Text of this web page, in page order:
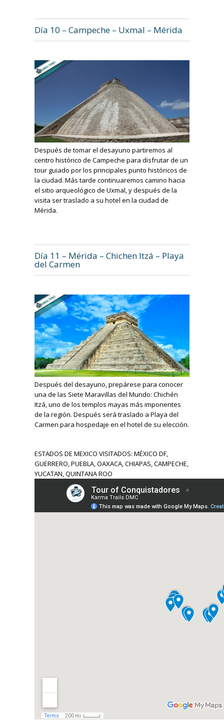
Día 10 – Campeche – Uxmal – Mérida
Después de tomar el desayuno partiremos al
centro histórico de Campeche para disfrutar de un
tour guiado por los principales punto históricos de
la ciudad. Más tarde continuaremos camino hacia
el sitio arqueológico de Uxmal, y después de la
visita ser traslado a su hotel en la ciudad de
Mérida.
Día 11 – Mérida – Chichen Itzá – Playa
del Carmen
Después del desayuno, prepárese para conocer
una de las Siete Maravillas del Mundo: Chichén
Itzá, uno de los templos mayas más imponentes
de la región. Después será traslado a Playa del
Carmen para hospedaje en el hotel de su elección.
ESTADOS DE MEXICO VISITADOS: MÉXICO DF,
GUERRERO, PUEBLA, OAXACA, CHIAPAS, CAMPECHE,
YUCATAN, QUINTANA ROO